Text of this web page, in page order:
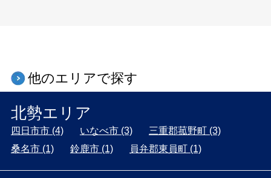
他のエリアで探す
北勢エリア
四日市市 (4) いなべ市 (3)
三重郡菰野町 (3)
桑名市 (1)
鈴鹿市 (1) 員弁郡東員町 (1)